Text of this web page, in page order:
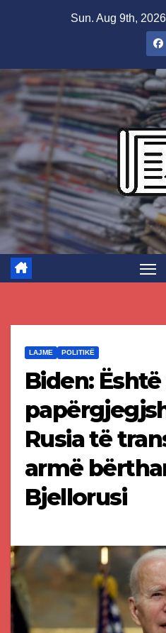
Sun. Aug 9th, 2026
LAJME POLITIKË
Biden: Është
Rusia të
armë
Bjellorusi